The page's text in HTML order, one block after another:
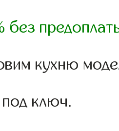
без
кухню
под ключ.